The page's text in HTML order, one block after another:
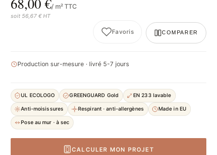
/ m² TTC
soit 56,67 € HT
Favoris COMPARER
Production sur-mesure · livré 5-7 jours
UL ECOLOGO GREENGUARD Gold EN 233 lavable
Anti-moisissures Respirant · anti-allergènes Made in EU
Pose au mur · à sec
CALCULER MON PROJET